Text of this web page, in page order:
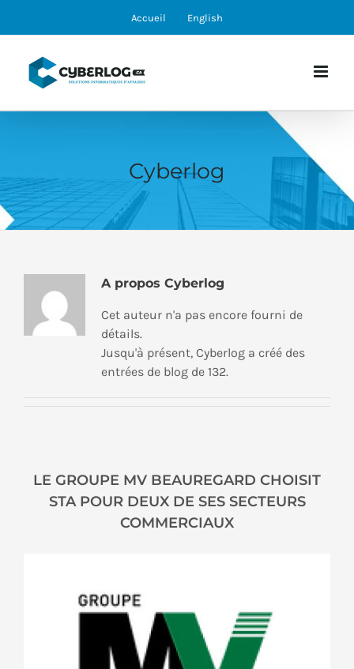
Accueil English
Cyberlog
A propos Cyberlog
Cet auteur n'a pas encore fourni de
détails.
Jusqu'à présent, Cyberlog a créé des
entrées de blog de 132.
LE GROUPE MV BEAUREGARD CHOISIT
STA POUR DEUX DE SES SECTEURS
COMMERCIAUX